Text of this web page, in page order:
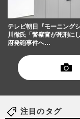
テレビ朝日『モーニング
川徹氏「警察官が死刑に
府発砲事件へ…
注目のタグ